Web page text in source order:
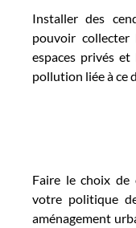
Installer des
pouvoir
espaces privés
pollution liée à ce
Faire le choix de
votre politique
aménagement